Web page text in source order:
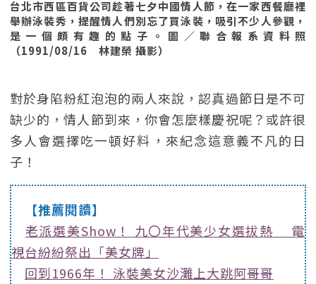
台北市西區百貨公司趁著七夕中國情人節，在一家西餐廳裡
舉辦泳裝秀，提醒情人們別忘了買泳裝，吸引不少人參觀，
是一個頗有趣的點子。圖／聯合報系資料照
（1991/08/16 林建榮 攝影）
對於身陷粉紅泡泡的兩人來說，認真過節日是不可
缺少的，情人節到來，你會怎麼樣慶祝呢？或許很
多人會選擇吃一頓好料，來紀念這意義不凡的日
子！
【推薦閱讀】
老派選美Show！ 九〇年代美少女選拔熱 電
視台紛紛祭出「美女牌」
回到1966年！ 泳裝美女沙灘上大跳阿哥哥